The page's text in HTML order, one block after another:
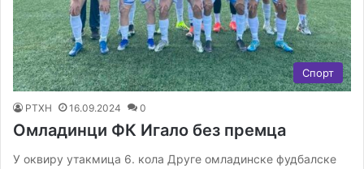
Спорт
РТХН 16.09.2024 0
Омладинци ФК Игало без премца
У оквиру утакмица 6. кола Друге омладинске фудбалске